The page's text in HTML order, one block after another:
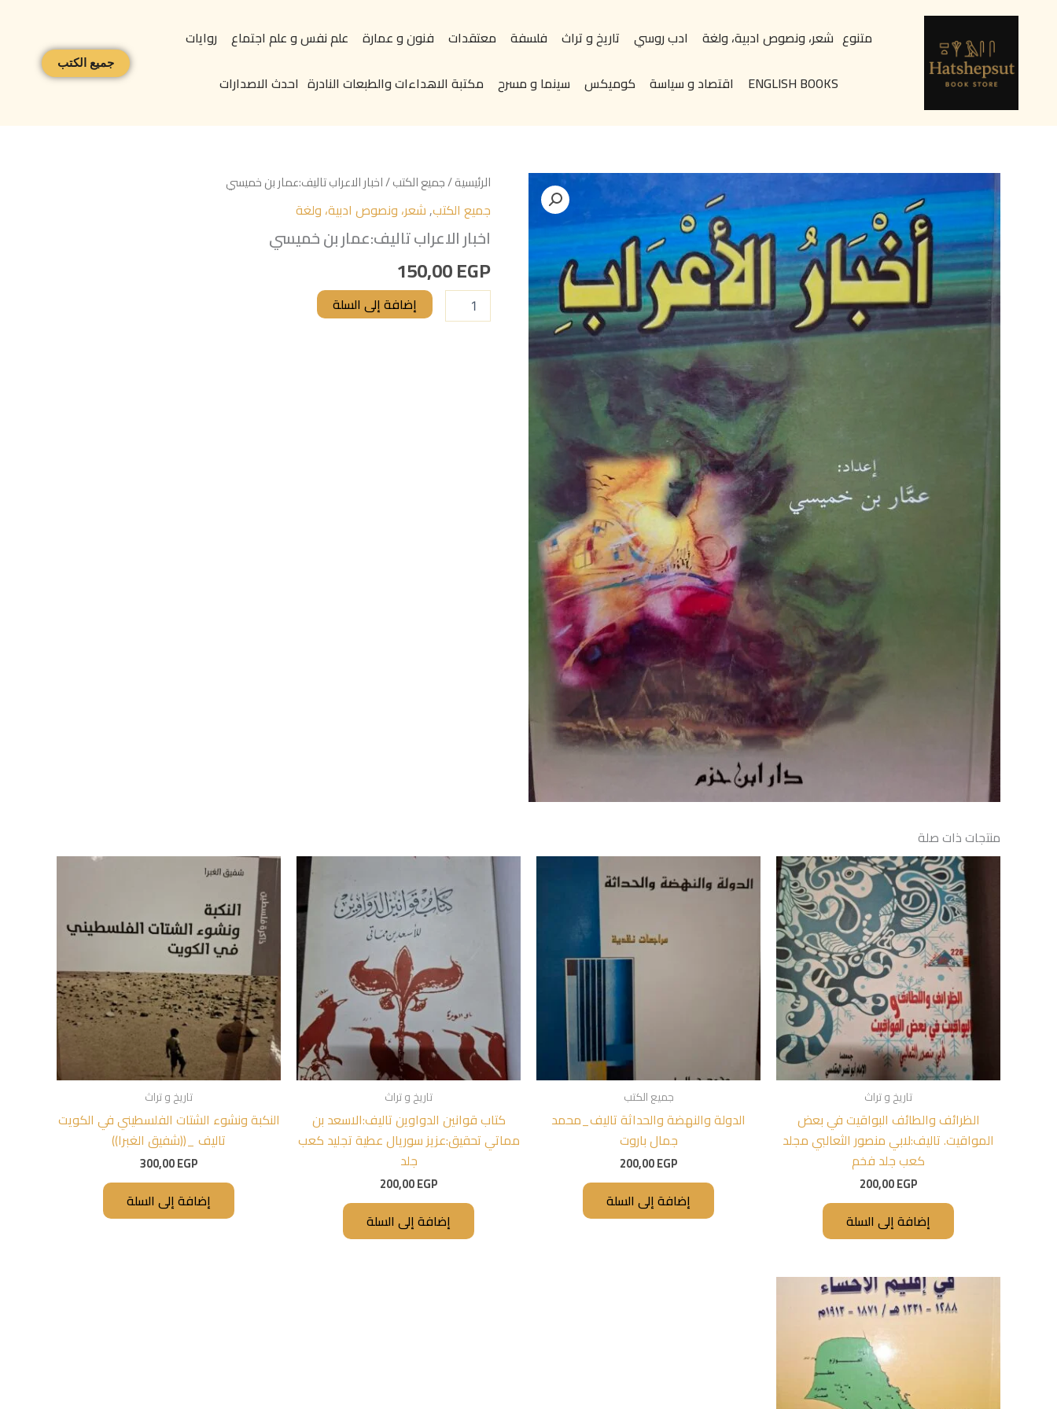
content
متنوع شعر، ونصوص ادبية، ولغة ادب روسي تاريخ و تراث فلسفة معتقدات فنون و عمارة علم نفس و علم اجتماع
روايات
ENGLISH BOOKS
اقتصاد و سياسة كوميكس سينما و مسرح مكتبة الاهداءات والطبعات النادرة احدث الاصدارات
جميع الكتب
الرئيسية/جميع الكتب/ اخبار الاعراب تاليف:عمار بن خميسي
جميع الكتب,شعر، ونصوص ادبية، ولغة
اخبار الاعراب تاليف:عمار بن خميسي
150,00EGP
كمية
اخبار
الاعراب
بن
إضافة إلى السلة
منتجات ذات صلة
تاريخ و تراث
الظرائف والطائف البواقيت في بعض
المواقيت. تاليف:لابي منصور الثعالبي مجلد
كعب جلد فخم
200,00EGP
إضافة إلى السلة
جميع الكتب
الدولة والنهضة والحداثة تاليف_محمد
جمال باروت
200,00EGP
إضافة إلى السلة
تاريخ و تراث
كتاب قوانين الدواوين تاليف:الاسعد بن
مماتي تحقيق:عزيز سوريال عطية تجليد كعب
جلد
200,00EGP
إضافة إلى السلة
تاريخ و تراث
النكبة ونشوء الشتات الفلسطيني في الكويت
تاليف _((شفيق الغبرا))
300,00EGP
إضافة إلى السلة